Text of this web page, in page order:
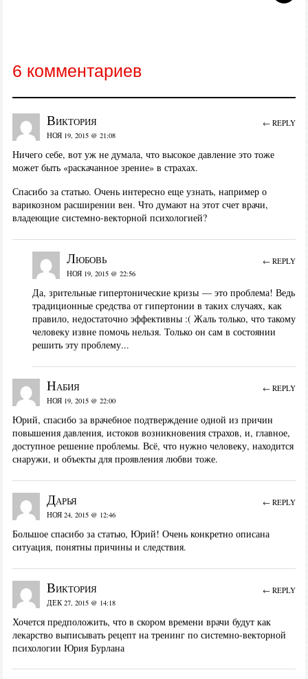
6 комментариев
Виктория
НОЯ 19, 2015 @ 21:08
Ничего себе, вот уж не думала, что высокое давление это тоже
может быть «раскачанное зрение» в страхах.
Спасибо за статью. Очень интересно еще узнать, например о
варикозном расширении вен. Что думают на этот счет врачи,
владеющие системно-векторной психологией?
← REPLY
Любовь
НОЯ 19, 2015 @ 22:56
Да, зрительные гипертонические кризы — это проблема! Ведь
традиционные средства от гипертонии в таких случаях, как
правило, недостаточно эффективны :( Жаль только, что такому
человеку извне помочь нельзя. Только он сам в состоянии
решить эту проблему...
← REPLY
Набия
НОЯ 19, 2015 @ 22:00
Юрий, спасибо за врачебное подтверждение одной из причин
повышения давления, истоков возникновения страхов, и, главное,
доступное решение проблемы. Всё, что нужно человеку, находится
снаружи, и объекты для проявления любви тоже.
← REPLY
Дарья
НОЯ 24, 2015 @ 12:46
Большое спасибо за статью, Юрий! Очень конкретно описана
ситуация, понятны причины и следствия.
← REPLY
Виктория
ДЕК 27, 2015 @ 14:18
Хочется предположить, что в скором времени врачи будут как
лекарство выписывать рецепт на тренинг по системно-векторной
психологии Юрия Бурлана
← REPLY